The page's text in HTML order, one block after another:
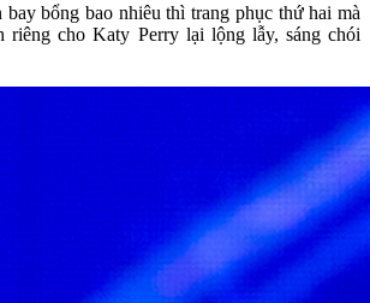
bổng bao nhiêu thì trang phục thứ hai mà
riêng cho Katy Perry lại lộng lẫy, sáng chói